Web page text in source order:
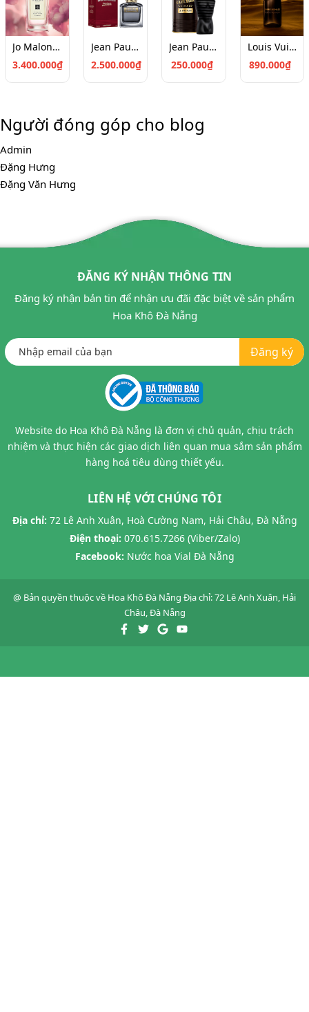
Jo Malone Peony & Blush Suede Cologne (100ml)
3.400.000₫
Jean Paul Gaultier Scandal Pour Homme EDT 100
2.500.000₫
Jean Paul Gaultier Le Male Le Parfum Chiết 10ml
250.000₫
Louis Vuitton Ombre Nomade Chiết 10ml
890.000₫
Người đóng góp cho blog
Admin
Đặng Hưng
Đặng Văn Hưng
ĐĂNG KÝ NHẬN THÔNG TIN
Đăng ký nhận bản tin để nhận ưu đãi đặc biệt về sản phẩm
Hoa Khô Đà Nẵng
Đăng ký
Website do Hoa Khô Đà Nẵng là đơn vị chủ quản, chịu trách
nhiệm và thực hiện các giao dịch liên quan mua sắm sản phẩm
hàng hoá tiêu dùng thiết yếu.
LIÊN HỆ VỚI CHÚNG TÔI
Địa chỉ: 72 Lê Anh Xuân, Hoà Cường Nam, Hải Châu, Đà Nẵng
Điện thoại: 070.615.7266 (Viber/Zalo)
Facebook: Nước hoa Vial Đà Nẵng
@ Bản quyền thuộc về Hoa Khô Đà Nẵng Địa chỉ: 72 Lê Anh Xuân, Hải
Châu, Đà Nẵng